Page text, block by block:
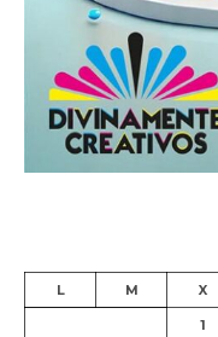
L M X
1